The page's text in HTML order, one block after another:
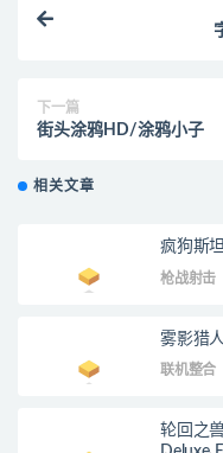
下一篇
街头涂鸦HD/涂鸦小子
相关文章
疯狗斯
枪战射击
雾影猎
联机整合
轮回之